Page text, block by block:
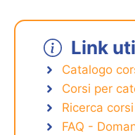
Link
Catalogo
Corsi per
Ricerca
FAQ -